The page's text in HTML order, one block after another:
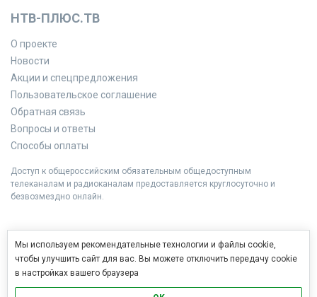
НТВ-ПЛЮС.ТВ
О проекте
Новости
Акции и спецпредложения
Пользовательское соглашение
Обратная связь
Вопросы и ответы
Способы оплаты
Доступ к общероссийским обязательным общедоступным
телеканалам и радиоканалам предоставляется круглосуточно и
безвозмездно онлайн.
Мы используем рекомендательные технологии и файлы cookie,
чтобы улучшить сайт для вас. Вы можете отключить передачу cookie
в настройках вашего браузера